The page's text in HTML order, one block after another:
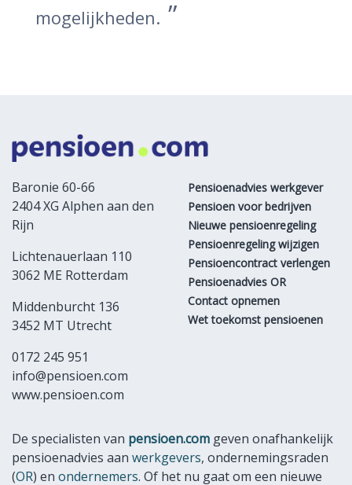
mogelijkheden.
Baronie 60-66
2404 XG Alphen aan den
Rijn
Lichtenauerlaan 110
3062 ME Rotterdam
Middenburcht 136
3452 MT Utrecht
0172 245 951
info@pensioen.com
www.pensioen.com
Pensioenadvies werkgever
Pensioen voor bedrijven
Nieuwe pensioenregeling
Pensioenregeling wijzigen
Pensioencontract verlengen
Pensioenadvies OR
Contact opnemen
Wet toekomst pensioenen
De specialisten van pensioen.com geven onafhankelijk
pensioenadvies aan werkgevers, ondernemingsraden
(OR) en ondernemers. Of het nu gaat om een nieuwe